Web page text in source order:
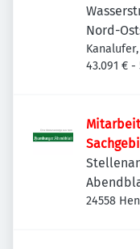
Nord-
43.091 € -
24558